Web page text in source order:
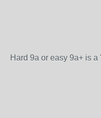
Hard 9a or easy 9a+ is a